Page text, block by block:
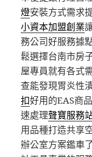
燈安裝方式需求
小資本加盟創業
務公司好服務據
鬆選擇台南市房
屋專員就有各式
查能發現胃炎性
扣好用的EAS商
速處理聲寶服務
用品種打造共享
辦公室方案鑑車